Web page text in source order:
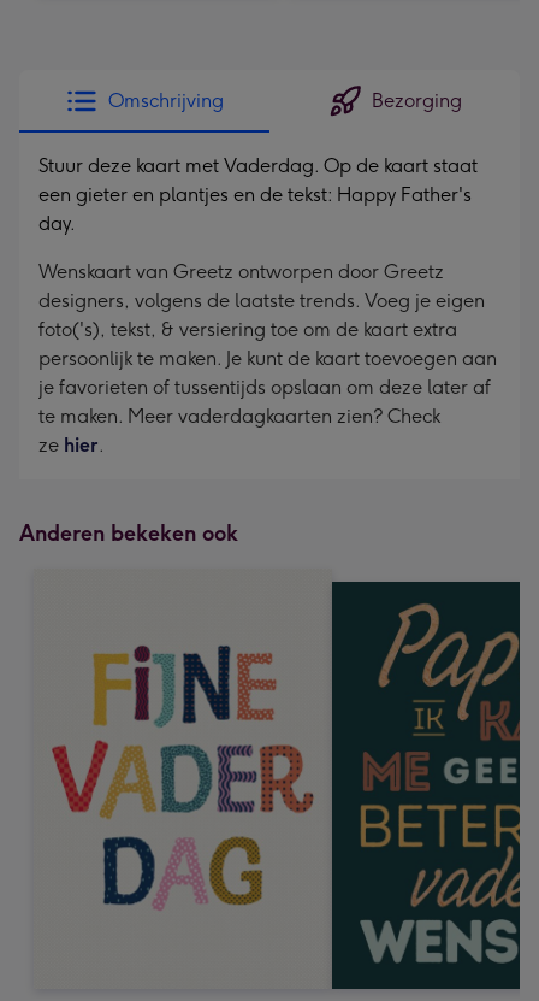
Omschrijving Bezorging
Stuur deze kaart met Vaderdag. Op de kaart staat
een gieter en plantjes en de tekst: Happy Father's
day.
Wenskaart van Greetz ontworpen door Greetz
designers, volgens de laatste trends. Voeg je eigen
foto('s), tekst, & versiering toe om de kaart extra
persoonlijk te maken. Je kunt de kaart toevoegen aan
je favorieten of tussentijds opslaan om deze later af
te maken. Meer vaderdagkaarten zien? Check
ze hier.
Anderen bekeken ook